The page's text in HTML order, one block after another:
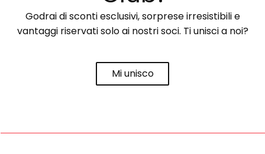
Godrai di sconti esclusivi, sorprese irresistibili e
vantaggi riservati solo ai nostri soci. Ti unisci a noi?
Mi unisco